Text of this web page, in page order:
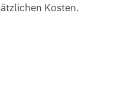
Kosten.